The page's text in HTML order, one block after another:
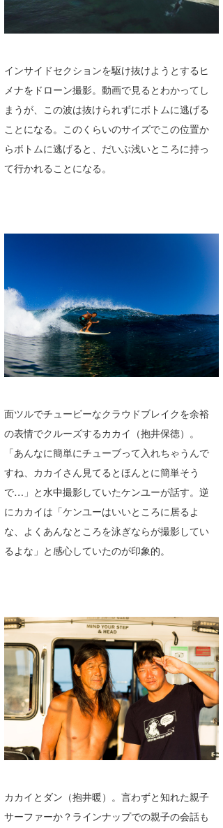
インサイドセクションを駆け抜けようとするヒ
メナをドローン撮影。動画で見るとわかってし
まうが、この波は抜けられずにボトムに逃げる
ことになる。このくらいのサイズでこの位置か
らボトムに逃げると、だいぶ浅いところに持っ
て行かれることになる。
面ツルでチュービーなクラウドブレイクを余裕
の表情でクルーズするカカイ（抱井保徳）。
「あんなに簡単にチューブって入れちゃうんで
すね、カカイさん見てるとほんとに簡単そう
で…」と水中撮影していたケンユーが話す。逆
にカカイは「ケンユーはいいところに居るよ
な、よくあんなところを泳ぎならが撮影してい
るよな」と感心していたのが印象的。
カカイとダン（抱井暖）。言わずと知れた親子
サーファーか？ラインナップでの親子の会話も